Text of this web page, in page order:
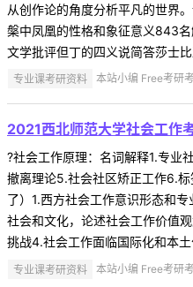
从创作论的角度分析平凡的世界
槃中凤凰的性格和象征意义843
文学批评但丁的四义说简答莎士
专业课考研资料 本站小编 Free考研
2021西北师范大学社会工作
?社会工作原理：名词解释1.专业
撤离理论5.社会社区矫正工作6.
了）1.西方社会工作意识形态和
社会和文化，论述社会工作价值
挑战4.社会工作面临国际化和本
专业课考研资料 本站小编 Free考研